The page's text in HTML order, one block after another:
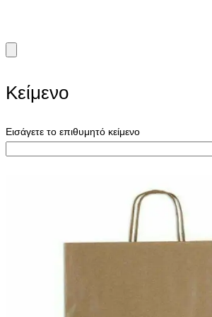
Κείμενο
Εισάγετε το επιθυμητό κείμενο